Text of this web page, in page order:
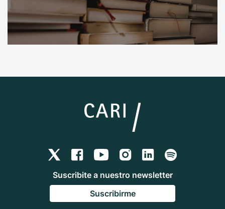
Suscribite a nuestro newsletter
Suscribirme